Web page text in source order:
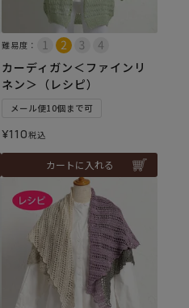
難易度：
カーディガン＜ファインリ
ネン＞（レシピ）
メール便10個まで可
¥110税込
カートに入れる